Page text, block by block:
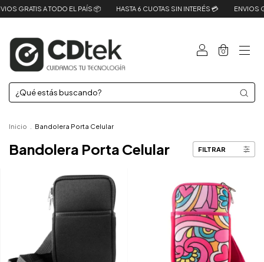
GRATIS A TODO EL PAÍS 📦 HASTA 6 CUOTAS SIN INTERÉS 💳 ENVIOS
0
Inicio Bandolera Porta Celular
Bandolera Porta Celular FILTRAR